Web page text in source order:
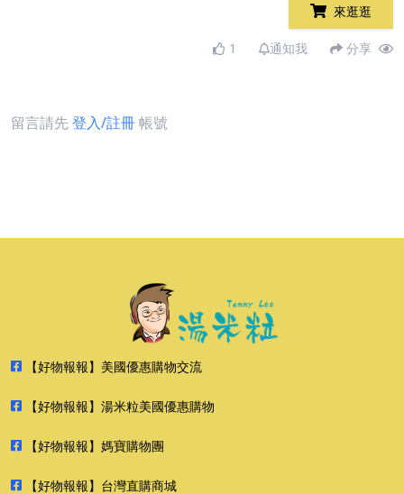
來逛逛
1 通知我 分享
留言請先登入/註冊帳號
【好物報報】美國優惠購物交流
【好物報報】湯米粒美國優惠購物
【好物報報】媽寶購物團
【好物報報】台灣直購商城